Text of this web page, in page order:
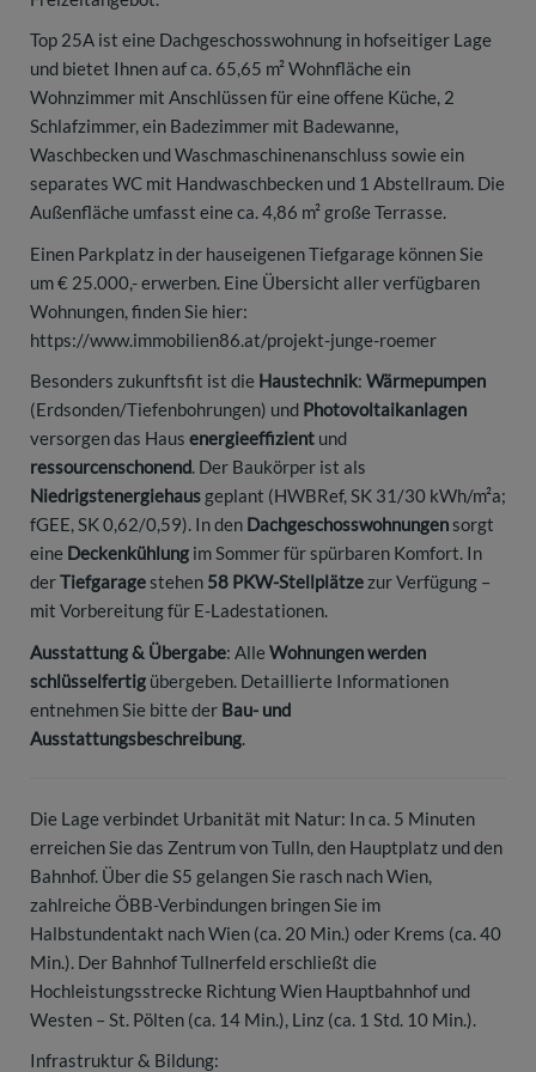
Top 25A ist eine Dachgeschosswohnung in hofseitiger Lage
und bietet Ihnen auf ca. 65,65 m² Wohnfläche ein
Wohnzimmer mit Anschlüssen für eine offene Küche, 2
Schlafzimmer, ein Badezimmer mit Badewanne,
Waschbecken und Waschmaschinenanschluss sowie ein
separates WC mit Handwaschbecken und 1 Abstellraum. Die
Außenfläche umfasst eine ca. 4,86 m² große Terrasse.
Einen Parkplatz in der hauseigenen Tiefgarage können Sie
um € 25.000,- erwerben. Eine Übersicht aller verfügbaren
Wohnungen, finden Sie hier:
https://www.immobilien86.at/projekt-junge-roemer
Besonders zukunftsfit ist die Haustechnik: Wärmepumpen
(Erdsonden/Tiefenbohrungen) und Photovoltaikanlagen
versorgen das Haus energieeffizient und
ressourcenschonend. Der Baukörper ist als
Niedrigstenergiehaus geplant (HWBRef, SK 31/30 kWh/m²a;
fGEE, SK 0,62/0,59). In den Dachgeschosswohnungensorgt
eine Deckenkühlung im Sommer für spürbaren Komfort. In
derTiefgaragestehen 58 PKW-Stellplätzezur Verfügung –
mit Vorbereitung für E-Ladestationen.
Ausstattung & Übergabe: Alle Wohnungen werden
schlüsselfertig übergeben. Detaillierte Informationen
entnehmen Sie bitte der Bau- und
Ausstattungsbeschreibung.
Die Lage verbindet Urbanität mit Natur: In ca. 5 Minuten
erreichen Sie das Zentrum von Tulln, den Hauptplatz und den
Bahnhof. Über die S5 gelangen Sie rasch nach Wien,
zahlreiche ÖBB-Verbindungen bringen Sie im
Halbstundentakt nach Wien (ca. 20 Min.) oder Krems (ca. 40
Min.). Der Bahnhof Tullnerfeld erschließt die
Hochleistungsstrecke Richtung Wien Hauptbahnhof und
Westen – St. Pölten (ca. 14 Min.), Linz (ca. 1 Std. 10 Min.).
Infrastruktur & Bildung: